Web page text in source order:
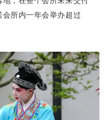
所内一年会举办超过